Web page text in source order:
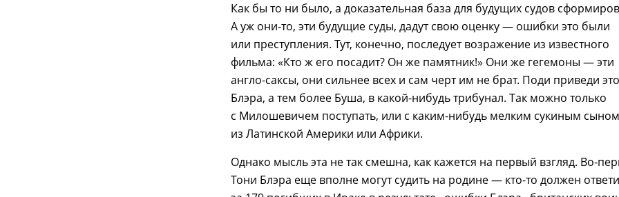
Как бы то ни было, а доказательная база для будущих судов
А уж они-то, эти будущие суды, дадут свою оценку — ошибки это были
или преступления. Тут, конечно, последует возражение из известного
фильма: «Кто ж его посадит? Он же памятник!» Они же гегемоны — эти
англо-саксы, они сильнее всех и сам черт им не брат. Поди приведи
Блэра, а тем более Буша, в какой-нибудь трибунал. Так можно только
с Милошевичем поступать, или с каким-нибудь мелким сукиным сыном
из Латинской Америки или Африки.
Однако мысль эта не так смешна, как кажется на первый взгляд. Во-
Тони Блэра еще вполне могут судить на родине — кто-то должен